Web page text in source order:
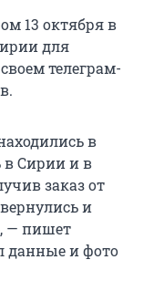
13 октября в
для
телеграм-
в
в Сирии и в
заказ от
и
— пишет
данные и фото